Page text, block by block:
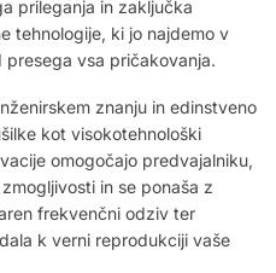
prileganja in zaključka
tehnologije, ki jo najdemo v
vsa pričakovanja.
znanju in edinstveno
kot visokotehnološki
omogočajo predvajalniku,
in se ponaša z
frekvenčni odziv ter
k verni reprodukciji vaše